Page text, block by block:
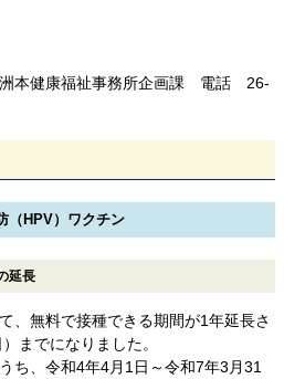
本健康福祉事務所企画課 電話 26-
（HPV）ワクチン
延長
、無料で接種できる期間が1年延長さ
までになりました。
、令和4年4月1日～令和7年3月31